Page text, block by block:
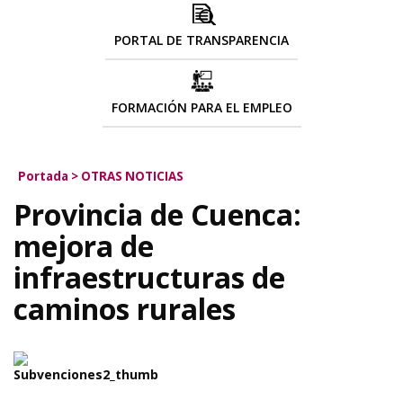
PORTAL DE TRANSPARENCIA
FORMACIÓN PARA EL EMPLEO
Portada > OTRAS NOTICIAS
Provincia de Cuenca:
mejora de
infraestructuras de
caminos rurales